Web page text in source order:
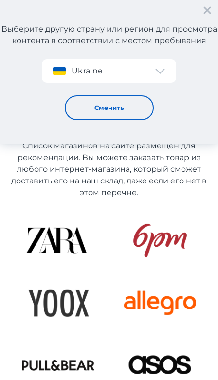
Регистрация
Выберите другую страну или регион для просмотра
контента в соответствии с местом пребывания
Ukraine
Сменить
Спортивные товары
Спортивные товары с
доставкой в Казахстан
Список магазинов на сайте размещен для
рекомендации. Вы можете заказать товар из
любого интернет-магазина, который сможет
доставить его на наш склад, даже если его нет в
этом перечне.